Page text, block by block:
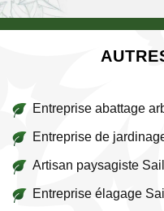
Entreprise abattage
Entreprise de
Artisan paysagiste
Entreprise élagage